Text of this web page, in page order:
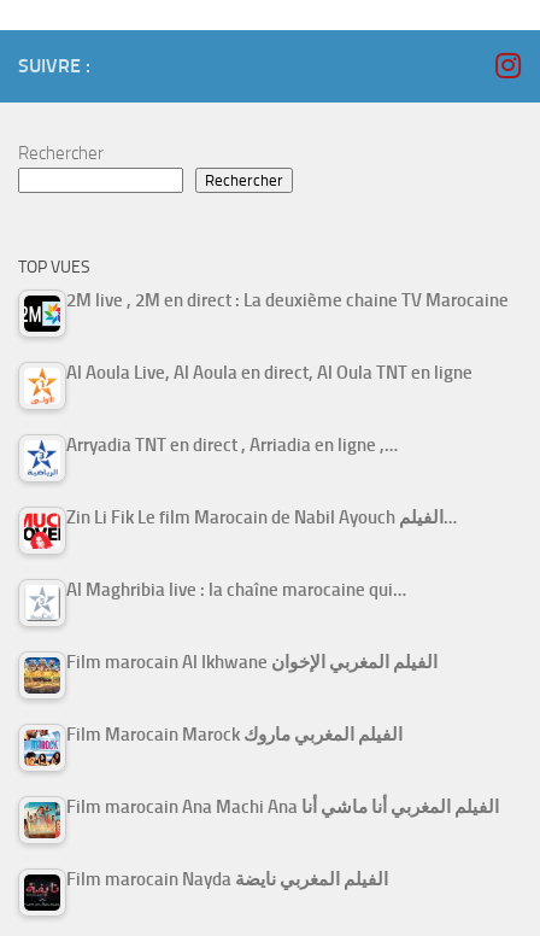
SUIVRE :
Rechercher
Rechercher
TOP VUES
2M live , 2M en direct : La deuxième chaine TV Marocaine
Al Aoula Live, Al Aoula en direct, Al Oula TNT en ligne
Arryadia TNT en direct , Arriadia en ligne ,…
Zin Li Fik Le film Marocain de Nabil Ayouch الفيلم…
Al Maghribia live : la chaîne marocaine qui…
Film marocain Al Ikhwane الفيلم المغربي الإخوان
Film Marocain Marock الفيلم المغربي ماروك
Film marocain Ana Machi Ana الفيلم المغربي أنا ماشي أنا
Film marocain Nayda الفيلم المغربي نايضة